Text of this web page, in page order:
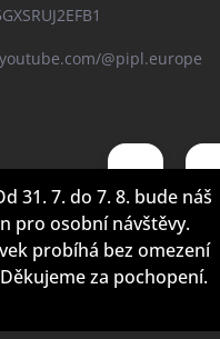
31. 7. do 7. 8. bude náš
pro osobní návštěvy.
probíhá bez omezení
za pochopení.
@pipl.europe
. Všechna práva vyhrazena.